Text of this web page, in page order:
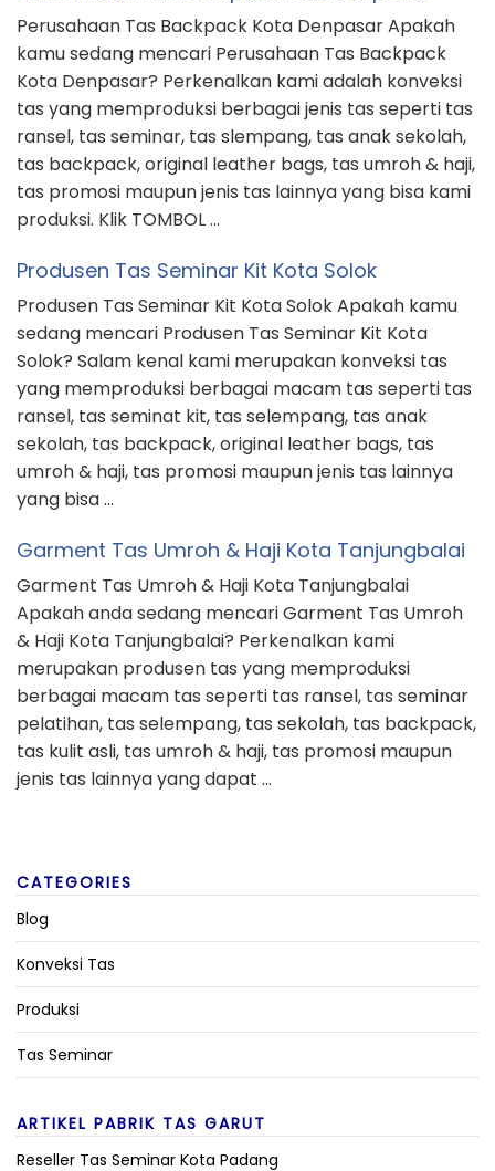
Perusahaan Tas Backpack Kota Denpasar Apakah
kamu sedang mencari Perusahaan Tas Backpack
Kota Denpasar? Perkenalkan kami adalah konveksi
tas yang memproduksi berbagai jenis tas seperti tas
ransel, tas seminar, tas slempang, tas anak sekolah,
tas backpack, original leather bags, tas umroh & haji,
tas promosi maupun jenis tas lainnya yang bisa kami
produksi. Klik TOMBOL …
Produsen Tas Seminar Kit Kota Solok
Produsen Tas Seminar Kit Kota Solok Apakah kamu
sedang mencari Produsen Tas Seminar Kit Kota
Solok? Salam kenal kami merupakan konveksi tas
yang memproduksi berbagai macam tas seperti tas
ransel, tas seminat kit, tas selempang, tas anak
sekolah, tas backpack, original leather bags, tas
umroh & haji, tas promosi maupun jenis tas lainnya
yang bisa …
Garment Tas Umroh & Haji Kota Tanjungbalai
Garment Tas Umroh & Haji Kota Tanjungbalai
Apakah anda sedang mencari Garment Tas Umroh
& Haji Kota Tanjungbalai? Perkenalkan kami
merupakan produsen tas yang memproduksi
berbagai macam tas seperti tas ransel, tas seminar
pelatihan, tas selempang, tas sekolah, tas backpack,
tas kulit asli, tas umroh & haji, tas promosi maupun
jenis tas lainnya yang dapat …
CATEGORIES
Blog
Konveksi Tas
Produksi
Tas Seminar
ARTIKEL PABRIK TAS GARUT
Reseller Tas Seminar Kota Padang